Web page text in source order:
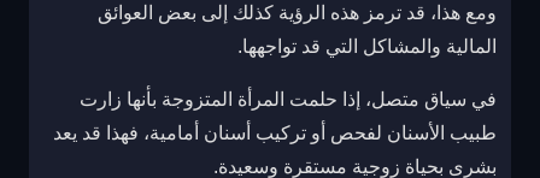
ومع هذا، قد ترمز هذه الرؤية كذلك إلى بعض العوائق
المالية والمشاكل التي قد تواجهها.
في سياق متصل، إذا حلمت المرأة المتزوجة بأنها زارت
طبيب الأسنان لفحص أو تركيب أسنان أمامية، فهذا قد يعد
بشرى بحياة زوجية مستقرة وسعيدة.